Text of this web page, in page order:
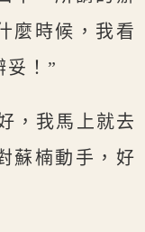
麼時候，我看
妥！”
，我馬上就去
蘇楠動手，好